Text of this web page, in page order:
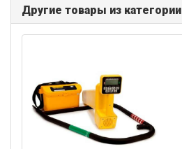
Другие товары из категории